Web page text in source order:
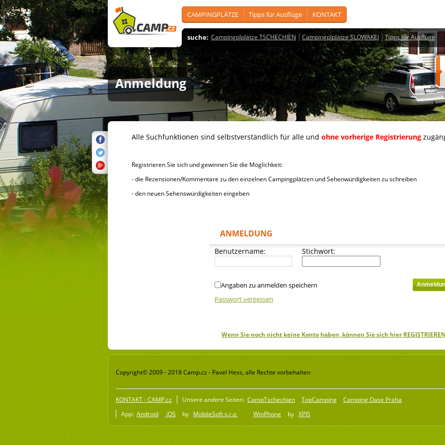
CAMPINGPLÄTZE Tipps für Ausflüge KONTAKT
suche: Campingplplätze TSCHECHIEN Campingplplätze SLOWAKEI Tipps für Ausflüge
Anmeldung
Alle Suchfunktionen sind selbstverständlich für alle und ohne vorherige Registrierung
Registrieren Sie sich und gewinnen Sie die Möglichkeit:
- die Rezensionen/Kommentare zu den einzelnen Campingplätzen und Sehenwürdigkeiten zu schreiben
- den neuen Sehenswürdigkeiten eingeben
ANMELDUNG
Benutzername: Stichwort:
Angaben zu anmelden speichern
Passwort vergessen
Wenn Sie noch nicht keine Konto haben, können Sie sich hier
Copyright© 2009 - 2018 Camp.cz - Pavel Hess, alle Rechte vorbehalten
KONTAKT - CAMP.cz Unsere andere Seiten: CampTschechien TopCamping
Camping Oase Praha
App: Android iOS by MobileSoft s.r.o WinPhone by XPIS